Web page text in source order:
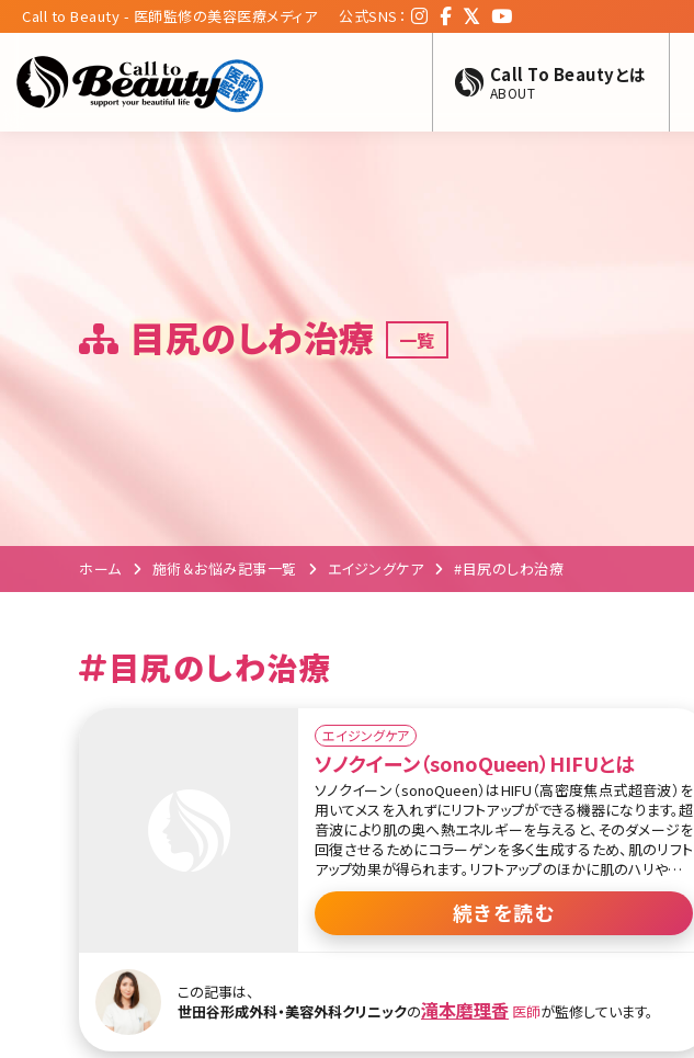
Call to Beauty - 医師監修の美容医療メディア 公式SNS：
Call To Beautyとは
ABOUT
目尻のしわ治療 一覧
ホーム 施術＆お悩み記事一覧 エイジングケア #目尻のしわ治療
目尻のしわ治療
エイジングケア
ソノクイーン（sonoQueen）HIFUとは
ソノクイーン（sonoQueen）はHIFU（高密度焦点式超音波）を
用いてメスを入れずにリフトアップができる機器になります。超
音波により肌の奥へ熱エネルギーを与えると、そのダメージを
回復させるためにコラーゲンを多く生成するため、肌のリフト
アップ効果が得られます。リフトアップのほかに肌のハリやキメ
が改善したり、照射部位によっては二重あごの改善にもつなが
ります。
の小じわに効果を発揮するカートリッジ（深さ3.0mm）、たるみ
（SMAS）に効果を発揮するカートリッジ（深さ4.0mm）があり、
悩みに応じて選択することができます。
続きを読む
この記事は、
世田谷形成外科・美容外科クリニックの滝本磨理香 医師が監修しています。